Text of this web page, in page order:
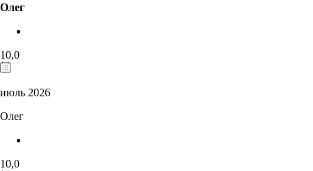
Олег
10,0
июль 2026
Олег
10,0